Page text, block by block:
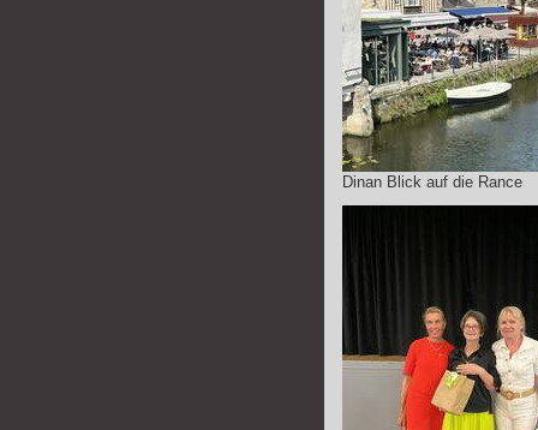
Dinan Blick auf die Rance